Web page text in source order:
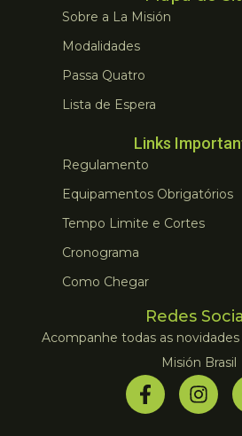
Sobre a La Misión
Modalidades
Passa Quatro
Lista de Espera
Links
Regulamento
Equipamentos Obrigatórios
Tempo Limite e Cortes
Cronograma
Como Chegar
Redes
Acompanhe todas as
Misión Brasil